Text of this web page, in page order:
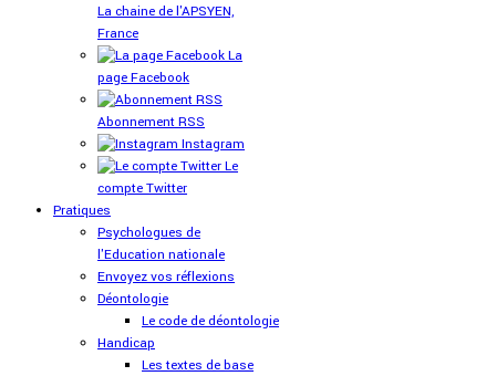
La chaine de l'APSYEN,
France
La
page Facebook
Abonnement RSS
Instagram
Le
compte Twitter
Pratiques
Psychologues de
l'Education nationale
Envoyez vos réflexions
Déontologie
Le code de déontologie
Handicap
Les textes de base